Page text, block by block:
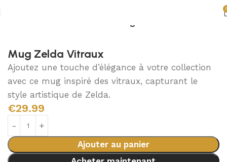
Mug Zelda Vitraux
Ajoutez une touche d’élégance à votre collection
avec ce mug inspiré des vitraux, capturant le
style artistique de Zelda.
€29.99
Ajouter au panier